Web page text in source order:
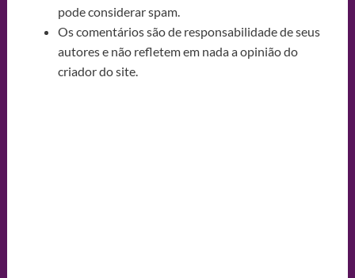
pode considerar spam.
Os comentários são de responsabilidade de seus
autores e não refletem em nada a opinião do
criador do site.